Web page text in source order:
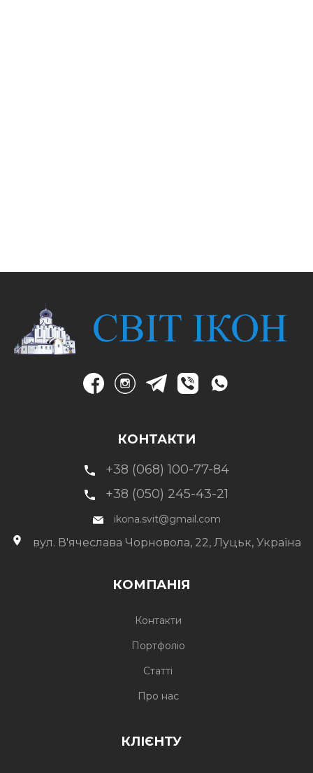
КОМПАНІЯ
Контакти
Портфоліо
Статті
Про нас
КЛІЄНТУ
КОНТАКТИ
+38 (068) 100-77-84
+38 (050) 245-43-21
ikona.svit@gmail.com
вул. В'ячеслава Чорновола, 22, Луцьк, Україна